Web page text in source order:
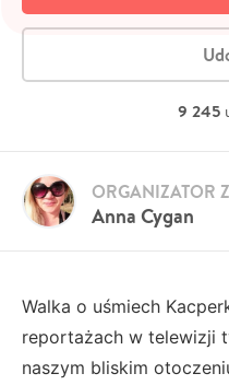
9 245
Anna Cygan
ORGANIZATOR
Walka o uśmiech
reportażach w telewizji
naszym bliskim